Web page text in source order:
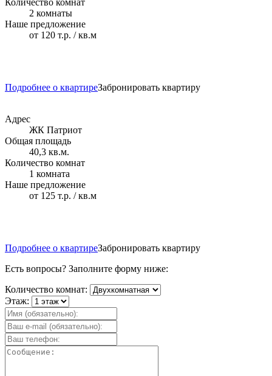
2 комнаты
Наше предложение
от 120 т.р. / кв.м
Подробнее о квартиреЗабронировать квартиру
Адрес
ЖК Патриот
Общая площадь
40,3 кв.м.
Количество комнат
1 комната
Наше предложение
от 125 т.р. / кв.м
Подробнее о квартиреЗабронировать квартиру
Есть вопросы? Заполните форму ниже:
Количество комнат:
Этаж: